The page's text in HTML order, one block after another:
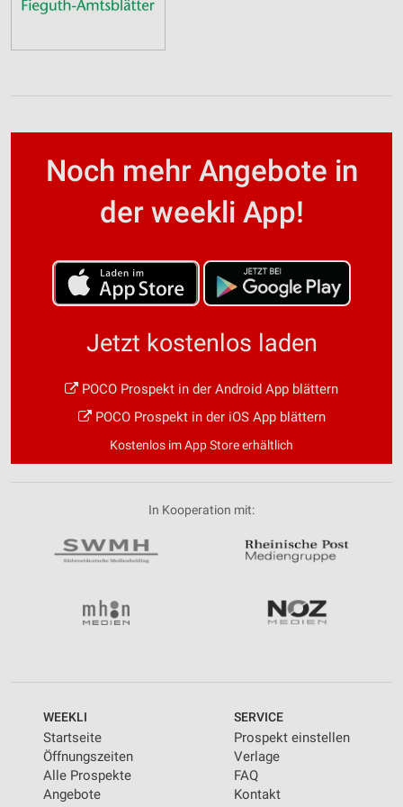
Noch mehr Angebote in
der weekli App!
Jetzt kostenlos laden
POCO Prospekt in der Android App blättern
POCO Prospekt in der iOS App blättern
Kostenlos im App Store erhältlich
In Kooperation mit:
WEEKLI
Startseite
Öffnungszeiten
Alle Prospekte
Angebote
SERVICE
Prospekt einstellen
Verlage
FAQ
Kontakt